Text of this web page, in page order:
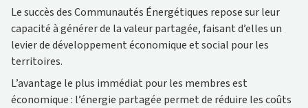
Le succès des Communautés Énergétiques repose sur leur
capacité à générer de la valeur partagée, faisant d’elles un
levier de développement économique et social pour les
territoires.
L’avantage le plus immédiat pour les membres est
économique : l’énergie partagée permet de réduire les coûts